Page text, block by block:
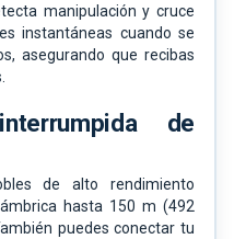
manipulación y cruce
instantáneas cuando se
asegurando que recibas
de
de alto rendimiento
hasta 150 m (492
puedes conectar tu